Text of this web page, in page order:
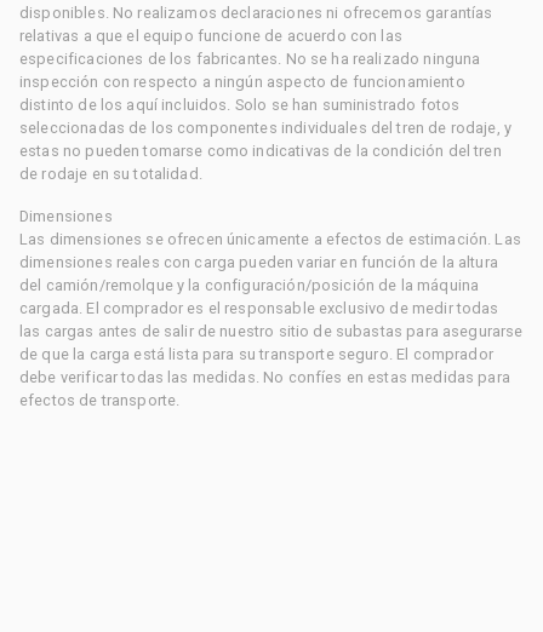
disponibles. No realizamos declaraciones ni ofrecemos garantías
relativas a que el equipo funcione de acuerdo con las
especificaciones de los fabricantes. No se ha realizado ninguna
inspección con respecto a ningún aspecto de funcionamiento
distinto de los aquí incluidos. Solo se han suministrado fotos
seleccionadas de los componentes individuales del tren de rodaje, y
estas no pueden tomarse como indicativas de la condición del tren
de rodaje en su totalidad.
Dimensiones
Las dimensiones se ofrecen únicamente a efectos de estimación. Las
dimensiones reales con carga pueden variar en función de la altura
del camión/remolque y la configuración/posición de la máquina
cargada. El comprador es el responsable exclusivo de medir todas
las cargas antes de salir de nuestro sitio de subastas para asegurarse
de que la carga está lista para su transporte seguro. El comprador
debe verificar todas las medidas. No confíes en estas medidas para
efectos de transporte.